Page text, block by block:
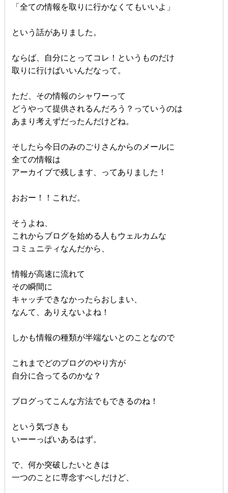
「全ての情報を取りに行かなくてもいいよ」
という話がありました。
ならば、自分にとってコレ！というものだけ
取りに行けばいいんだなって。
ただ、その情報のシャワーって
どうやって提供されるんだろう？っていうのは
あまり考えずだったんだけどね。
そしたら今日のみのごりさんからのメールに
全ての情報は
アーカイブで残します、ってありました！
おおー！！これだ。
そうよね、
これからブログを始める人もウェルカムな
コミュニティなんだから、
情報が高速に流れて
その瞬間に
キャッチできなかったらおしまい、
なんて、ありえないよね！
しかも情報の種類が半端ないとのことなので
これまでどのブログのやり方が
自分に合ってるのかな？
ブログってこんな方法でもできるのね！
という気づきも
いーーっぱいあるはず。
で、何か突破したいときは
一つのことに専念すべしだけど、